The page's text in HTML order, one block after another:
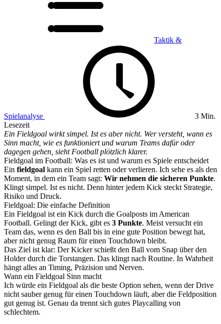
Taktik &
Spielanalyse
3 Min.
Lesezeit
Ein Fieldgoal wirkt simpel. Ist es aber nicht. Wer versteht, wann es
Sinn macht, wie es funktioniert und warum Teams dafür oder
dagegen gehen, sieht Football plötzlich klarer.
Fieldgoal im Football: Was es ist und warum es Spiele entscheidet
Ein fieldgoal kann ein Spiel retten oder verlieren. Ich sehe es als den
Moment, in dem ein Team sagt: Wir nehmen die sicheren Punkte.
Klingt simpel. Ist es nicht. Denn hinter jedem Kick steckt Strategie,
Risiko und Druck.
Fieldgoal: Die einfache Definition
Ein Fieldgoal ist ein Kick durch die Goalposts im American
Football. Gelingt der Kick, gibt es 3 Punkte. Meist versucht ein
Team das, wenn es den Ball bis in eine gute Position bewegt hat,
aber nicht genug Raum für einen Touchdown bleibt.
Das Ziel ist klar: Der Kicker schießt den Ball vom Snap über den
Holder durch die Torstangen. Das klingt nach Routine. In Wahrheit
hängt alles an Timing, Präzision und Nerven.
Wann ein Fieldgoal Sinn macht
Ich würde ein Fieldgoal als die beste Option sehen, wenn der Drive
nicht sauber genug für einen Touchdown läuft, aber die Feldposition
gut genug ist. Genau da trennt sich gutes Playcalling von
schlechtem.